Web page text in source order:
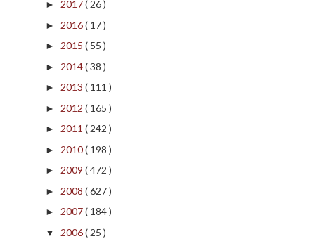
► 2017( 26 )
► 2016( 17 )
► 2015 ( 55 )
► 2014( 38 )
► 2013 ( 111 )
► 2012 ( 165 )
► 2011 ( 242 )
► 2010( 198 )
► 2009 ( 472 )
► 2008 ( 627 )
► 2007( 184 )
▼ 2006( 25 )